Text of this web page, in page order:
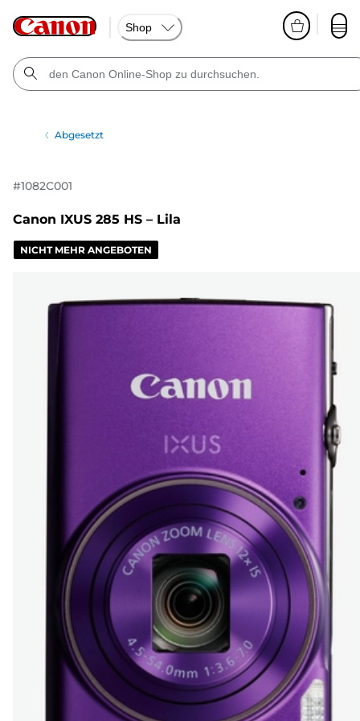
Shop
Abgesetzt
#1082C001
Canon IXUS 285 HS – Lila
NICHT MEHR ANGEBOTEN